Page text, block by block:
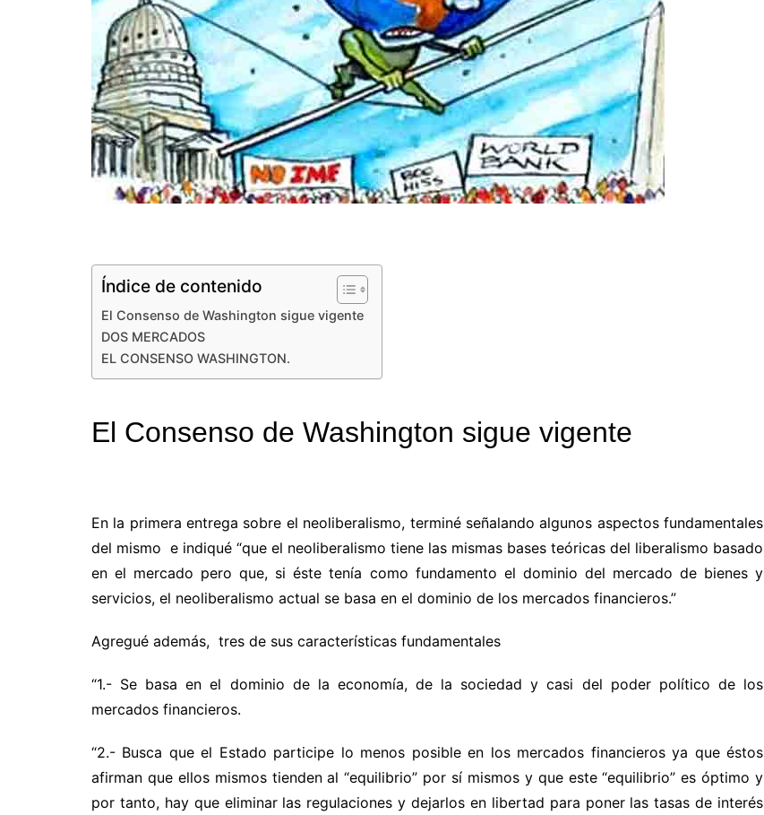
Índice de contenido
El Consenso de Washington sigue vigente
DOS MERCADOS
EL CONSENSO WASHINGTON.
El Consenso de Washington sigue vigente
En la primera entrega sobre el neoliberalismo, terminé señalando algunos aspectos fundamentales
del mismo e indiqué “que el neoliberalismo tiene las mismas bases teóricas del liberalismo basado
en el mercado pero que, si éste tenía como fundamento el dominio del mercado de bienes y
servicios, el neoliberalismo actual se basa en el dominio de los mercados financieros.”
Agregué además, tres de sus características fundamentales
“1.- Se basa en el dominio de la economía, de la sociedad y casi del poder político de los
mercados financieros.
“2.- Busca que el Estado participe lo menos posible en los mercados financieros ya que éstos
afirman que ellos mismos tienden al “equilibrio” por sí mismos y que este “equilibrio” es óptimo y
por tanto, hay que eliminar las regulaciones y dejarlos en libertad para poner las tasas de interés